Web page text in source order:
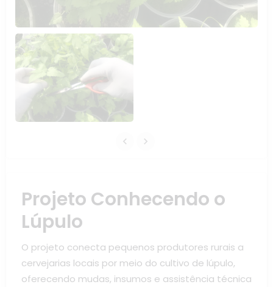
Projeto Conhecendo o
Lúpulo
O projeto conecta pequenos produtores rurais a
cervejarias locais por meio do cultivo de lúpulo,
oferecendo mudas, insumos e assistência técnica